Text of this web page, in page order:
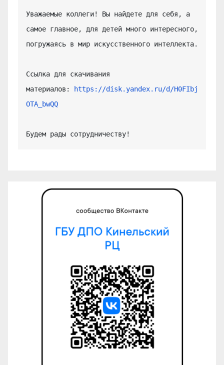
Уважаемые коллеги! Вы найдете для себя, а
самое главное, для детей много интересного,
погружаясь в мир искусственного интеллекта.
Ссылка для скачивания
материалов:
https://disk.yandex.ru/d/H0FIbj
OTA_bwQQ
Будем рады сотрудничеству!